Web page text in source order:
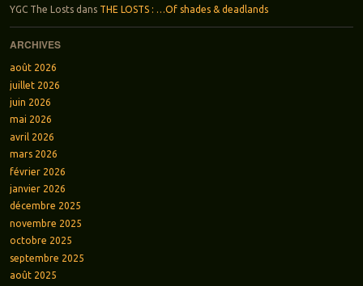
YGC The Lostsdans THE LOSTS : …Of shades & deadlands
ARCHIVES
août 2026
juillet 2026
juin 2026
mai 2026
avril 2026
mars 2026
février 2026
janvier 2026
décembre 2025
novembre 2025
octobre 2025
septembre 2025
août 2025